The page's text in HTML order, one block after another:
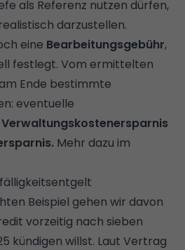
als Referenz nutzen dürfen,
darzustellen.
eine Bearbeitungsgebühr,
festlegt. Vom ermittelten
Ende bestimmte
eventuelle
Verwaltungskostenersparnis
Mehr dazu im
Beispiel gehen wir davon
vorzeitig nach sieben
kündigen willst. Laut Vertrag